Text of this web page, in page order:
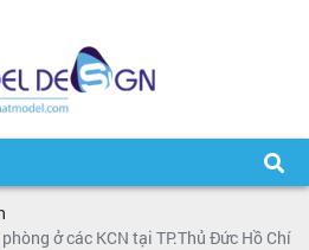
ở các KCN tại TP.Thủ Đức Hồ Chí